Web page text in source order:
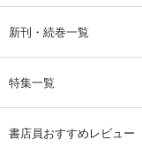
新刊・続巻一覧
特集一覧
書店員おすすめレビュー